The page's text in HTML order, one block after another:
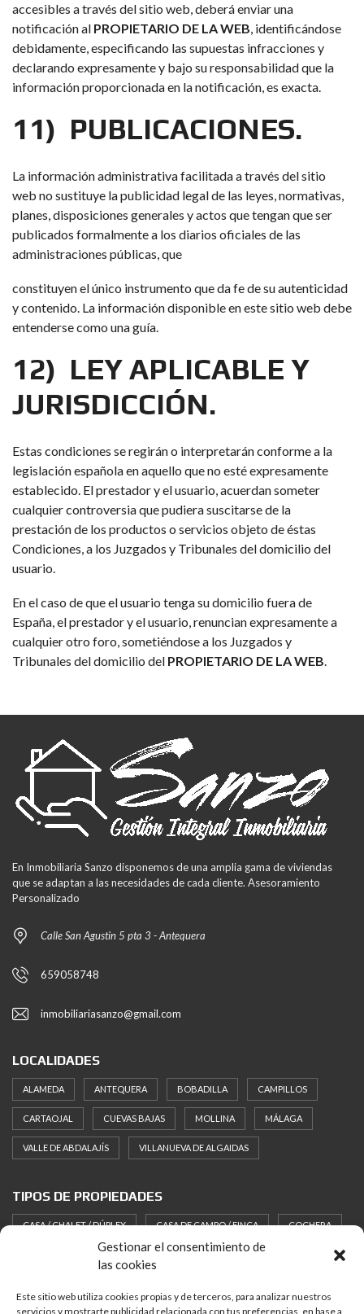
Gestionar el consentimiento de
las cookies
Este sitio web utiliza cookies propias y de terceros, para analizar nuestros
servicios y mostrarte publicidad relacionada con tus preferencias, en base a
accesibles a través del sitio web, deberá enviar una
notificación al PROPIETARIO DE LA WEB, identificándose
debidamente, especificando las supuestas infracciones y
declarando expresamente y bajo su responsabilidad que la
información proporcionada en la notificación, es exacta.
11) PUBLICACIONES.
La información administrativa facilitada a través del sitio
web no sustituye la publicidad legal de las leyes, normativas,
planes, disposiciones generales y actos que tengan que ser
publicados formalmente a los diarios oficiales de las
administraciones públicas, que
constituyen el único instrumento que da fe de su autenticidad
y contenido. La información disponible en este sitio web debe
entenderse como una guía.
12) LEY APLICABLE Y
JURISDICCIÓN.
Estas condiciones se regirán o interpretarán conforme a la
legislación española en aquello que no esté expresamente
establecido. El prestador y el usuario, acuerdan someter
cualquier controversia que pudiera suscitarse de la
prestación de los productos o servicios objeto de éstas
Condiciones, a los Juzgados y Tribunales del domicilio del
usuario.
En el caso de que el usuario tenga su domicilio fuera de
España, el prestador y el usuario, renuncian expresamente a
cualquier otro foro, sometiéndose a los Juzgados y
Tribunales del domicilio del PROPIETARIO DE LA WEB.
En Inmobiliaria Sanzo disponemos de una amplia gama de viviendas
que se adaptan a las necesidades de cada cliente. Asesoramiento
Personalizado
Calle San Agustin 5 pta 3 - Antequera
659058748
inmobiliariasanzo@gmail.com
LOCALIDADES
ALAMEDA ANTEQUERA BOBADILLA CAMPILLOS
CARTAOJAL CUEVAS BAJAS MOLLINA MÁLAGA
VALLE DE ABDALAJÍS VILLANUEVA DE ALGAIDAS
TIPOS DE PROPIEDADES
CASA / CHALET / DÚPLEX CASA DE CAMPO / FINCA COCHERA
LOCAL PISO / APARTAMENTO SOLAR / PARCELA
¿QUÉ NECESITAS?